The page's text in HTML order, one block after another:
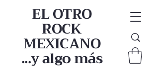
EL OTRO
ROCK
MEXICANO
...y algo más